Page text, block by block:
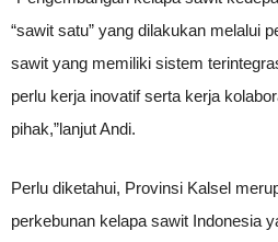
“sawit satu” yang dilakukan melalui
sawit yang memiliki sistem
perlu kerja inovatif serta kerja
pihak,”lanjut Andi.
Perlu diketahui, Provinsi Kalsel
perkebunan kelapa sawit Indonesia